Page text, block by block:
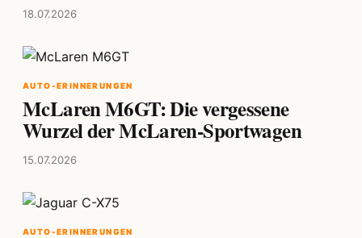
18.07.2026
AUTO-ERINNERUNGEN
McLaren M6GT: Die vergessene
Wurzel der McLaren-Sportwagen
15.07.2026
AUTO-ERINNERUNGEN